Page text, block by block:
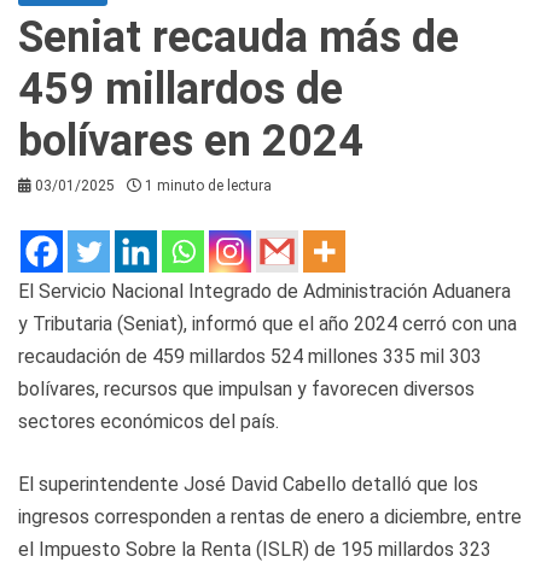
Seniat recauda más de
459 millardos de
bolívares en 2024
03/01/2025 1 minuto de lectura
El Servicio Nacional Integrado de Administración Aduanera
y Tributaria (Seniat), informó que el año 2024 cerró con una
recaudación de 459 millardos 524 millones 335 mil 303
bolívares, recursos que impulsan y favorecen diversos
sectores económicos del país.
El superintendente José David Cabello detalló que los
ingresos corresponden a rentas de enero a diciembre, entre
el Impuesto Sobre la Renta (ISLR) de 195 millardos 323